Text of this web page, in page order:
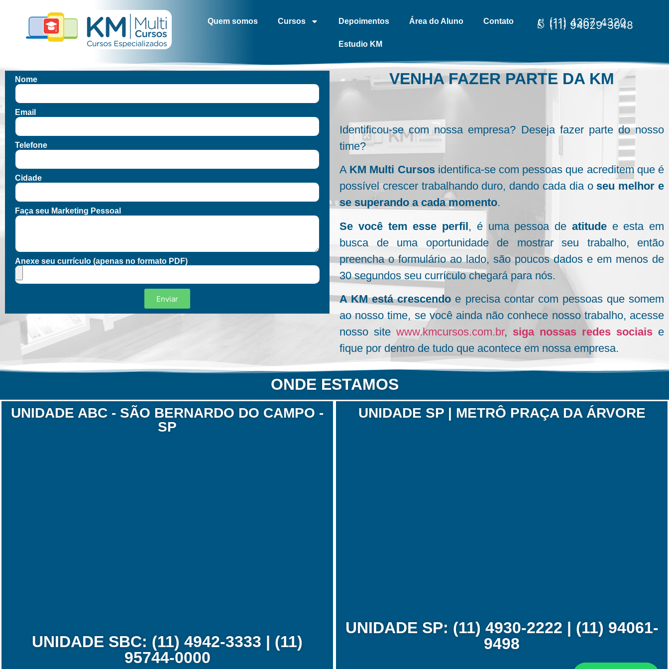
Quem somos Cursos Depoimentos Área do Aluno Contato
Estudio KM
(11) 4367-4320
(11) 94029-3048
Nome
Email
Telefone
Cidade
Faça seu Marketing Pessoal
Anexe seu currículo (apenas no formato PDF)
Enviar
VENHA FAZER PARTE DA KM
Identificou-se com nossa empresa? Deseja fazer parte do nosso
time?
A KM Multi Cursosidentifica-se com pessoas que acreditem que é
possível crescer trabalhando duro, dando cada dia o seu melhor e
se superando a cada momento.
Se você tem esse perfil, é uma pessoa de atitudee esta em
busca de uma oportunidade de mostrar seu trabalho, então
preencha o formulário ao lado, são poucos dados e em menos de
30 segundos seu currículo chegará para nós.
A KM está crescendo e precisa contar com pessoas que somem
ao nosso time, se você ainda não conhece nosso trabalho, acesse
nosso site www.kmcursos.com.br, siga nossas redes sociais e
fique por dentro de tudo que acontece em nossa empresa.
ONDE ESTAMOS
UNIDADE ABC - SÃO BERNARDO DO CAMPO -
SP
UNIDADE SBC: (11) 4942-3333 | (11)
95744-0000
UNIDADE SP | METRÔ PRAÇA DA ÁRVORE
UNIDADE SP: (11) 4930-2222 | (11) 94061-
9498